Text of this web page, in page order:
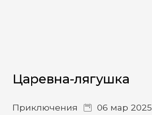
Царевна-лягушка
Приключения 06 мар 2025